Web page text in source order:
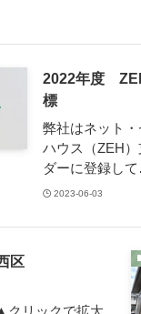
2022年度
標
弊社はネット・
ハウス（ZEH
ダーに登録し
2023-06-03
区
クリックで拡大